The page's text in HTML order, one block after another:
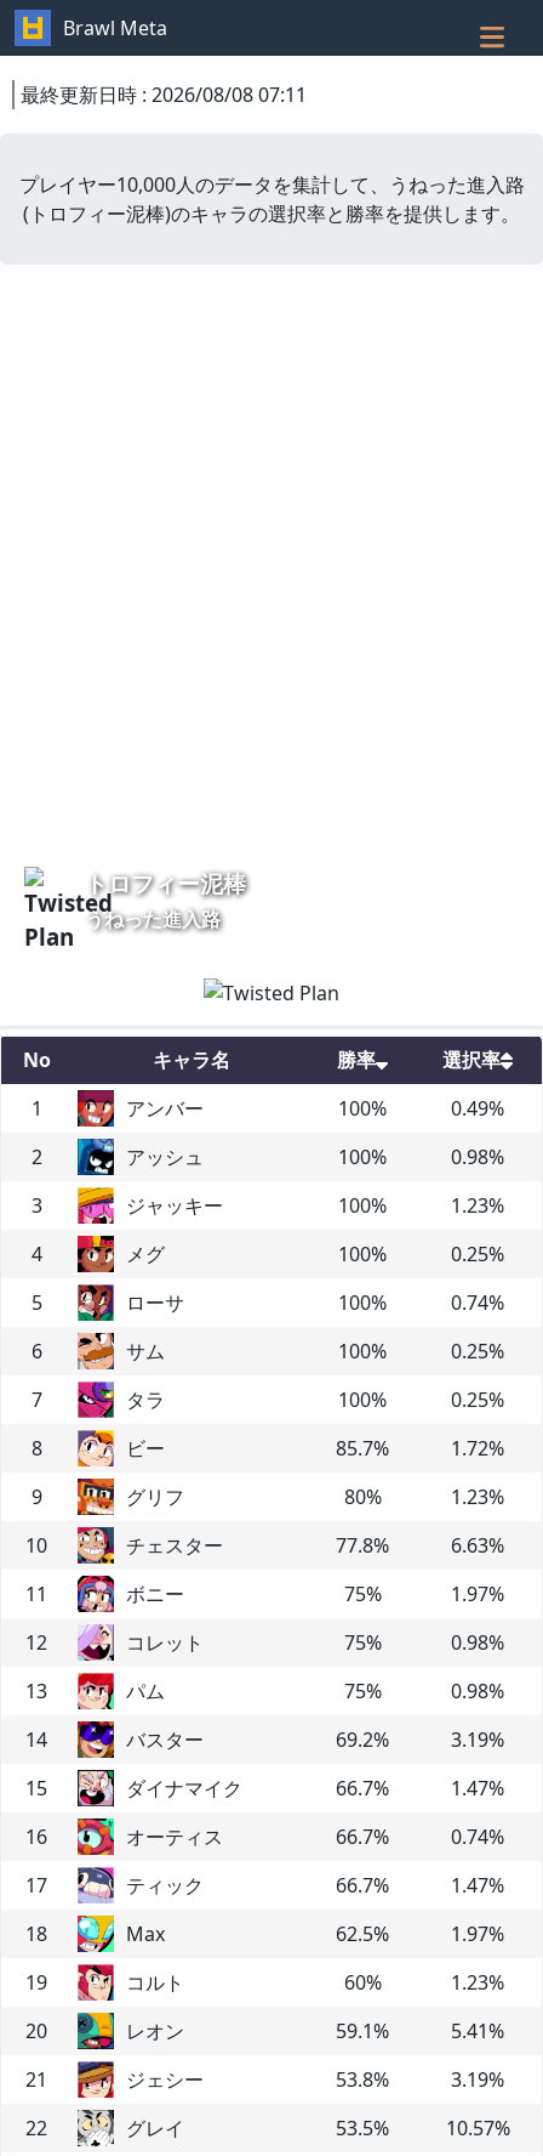
Brawl Meta
最終更新日時 : 2026/08/08 07:11
プレイヤー10,000人のデータを集計して、
うねった進入路
( トロフィー泥棒)のキャラの選択率と勝率を提供します。
トロフィー泥棒
うねった進入路
No キャラ名 勝率
選択率
1
アンバー 100% 0.49%
2
アッシュ 100% 0.98%
3
ジャッキー 100% 1.23%
4
メグ 100% 0.25%
5
ローサ 100% 0.74%
6
サム 100% 0.25%
7
タラ 100% 0.25%
8
ビー 85.7% 1.72%
9
グリフ 80% 1.23%
10
チェスター 77.8% 6.63%
11
ボニー 75% 1.97%
12
コレット 75% 0.98%
13
パム 75% 0.98%
14
バスター 69.2% 3.19%
15
ダイナマイク 66.7% 1.47%
16
オーティス 66.7% 0.74%
17
ティック 66.7% 1.47%
18
Max 62.5% 1.97%
19
コルト 60% 1.23%
20
レオン 59.1% 5.41%
21
ジェシー 53.8% 3.19%
22
グレイ 53.5% 10.57%